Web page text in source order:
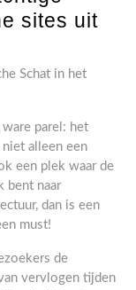
sites uit
Schat in het
parel: het
alleen een
een plek waar de
bent naar
dan is een
must!
de
vervlogen tijden